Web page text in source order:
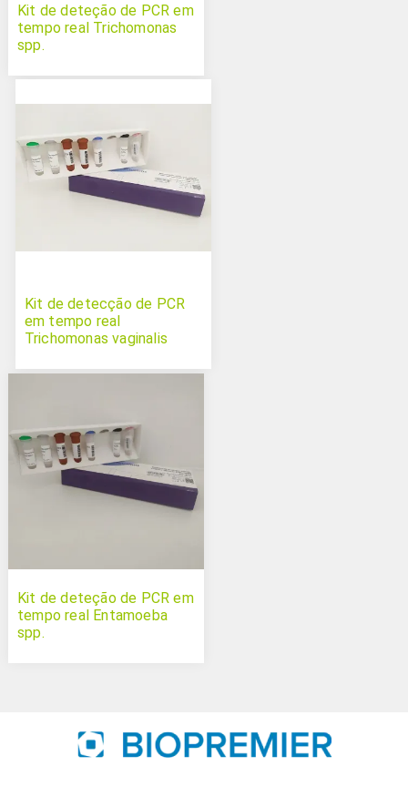
Kit de deteção de PCR em
tempo real Trichomonas
spp.
Kit de detecção de PCR
em tempo real
Trichomonas vaginalis
Kit de deteção de PCR em
tempo real Entamoeba
spp.